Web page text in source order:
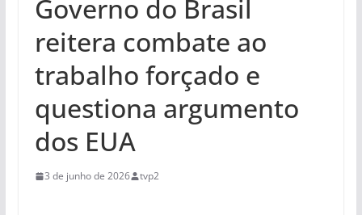
Governo do Brasil
reitera combate ao
trabalho forçado e
questiona argumento
dos EUA
3 de junho de 2026 tvp2